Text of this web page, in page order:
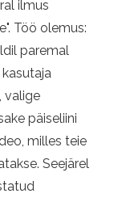
ilmus
Töö olemus:
paremal
valige
päiseliini
milles teie
Seejärel